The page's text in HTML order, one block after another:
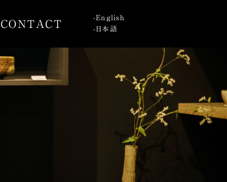
CONTACT
English
日本語